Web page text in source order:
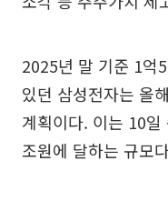
2025년 말 기준 1억
있던 삼성전자는 올
계획이다. 이는 10
조원에 달하는 규모